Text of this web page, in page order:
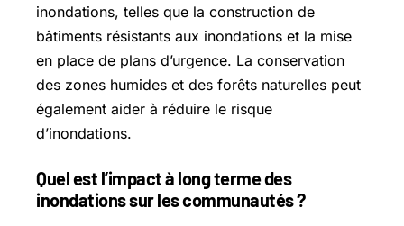
inondations, telles que la construction de
bâtiments résistants aux inondations et la mise
en place de plans d’urgence. La conservation
des zones humides et des forêts naturelles peut
également aider à réduire le risque
d’inondations.
Quel est l’impact à long terme des
inondations sur les communautés ?